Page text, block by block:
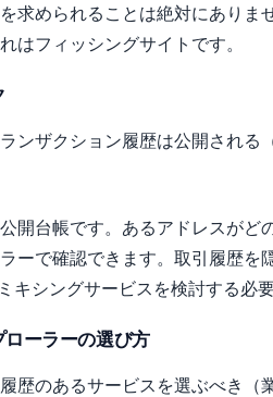
求められることは絶対にありま
はフィッシングサイトです。
ンザクション履歴は公開され
開台帳です。あるアドレスがど
ーで確認できます。取引履歴を
キシングサービスを検討する必
ーラーの選び方
歴のあるサービスを選ぶべき（